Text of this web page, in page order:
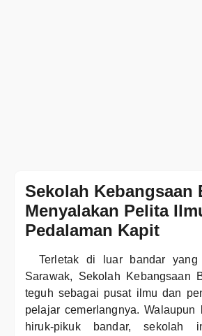
Sekolah Kebangsaan
Menyalakan Pelita
Pedalaman Kapit
Terletak di luar bandar
Sarawak, Sekolah Kebangsaan
teguh sebagai pusat ilmu dan
pelajar cemerlangnya. Walaupun
hiruk-pikuk bandar, sekolah